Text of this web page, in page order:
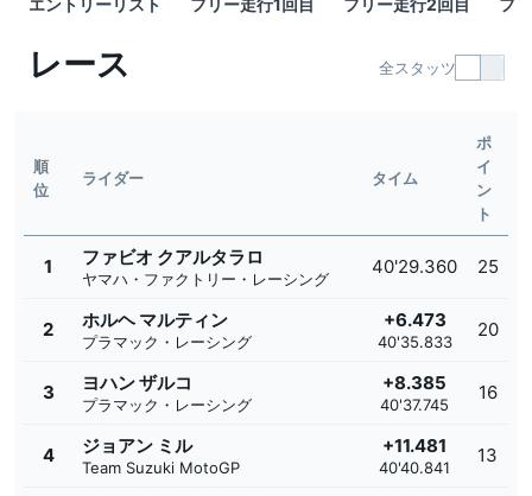
エントリーリスト フリー走行1回目 フリー走行2回目 フ
レース 全スタッツ
順
位
ライダー タイム
ポ
イ
ン
ト
1 ファビオ クアルタラロ
ヤマハ・ファクトリー・レーシング
40'29.360 25
2 ホルヘ マルティン
プラマック・レーシング
+6.473
40'35.833
20
3 ヨハン ザルコ
プラマック・レーシング
+8.385
40'37.745
16
4 ジョアン ミル
Team Suzuki MotoGP
+11.481
40'40.841
13